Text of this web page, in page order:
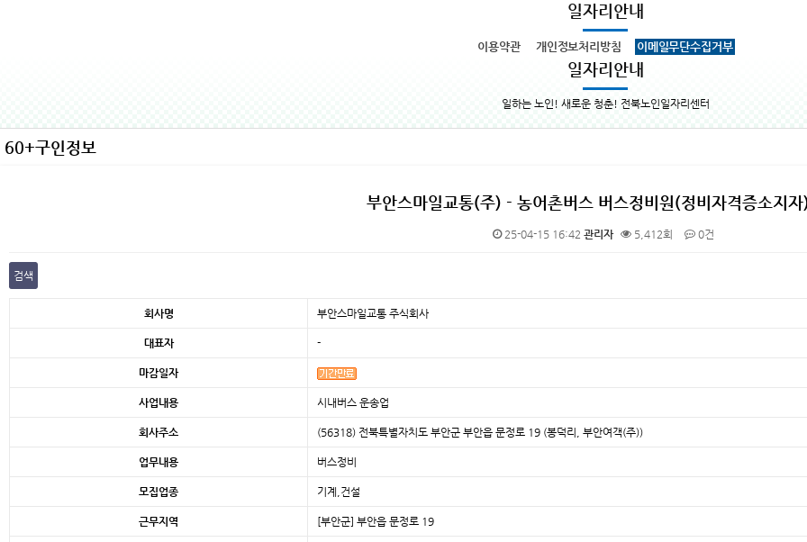
일자리안내
이용약관 개인정보처리방침 이메일무단수집거부
일자리안내
일하는 노인! 새로운 청춘! 전북노인일자리센터
60+구인정보
부안스마일교통(주) - 농어촌버스 버스정비원(정비자격증소지
25-04-15 16:42 관리자 5,412회 0건
검색
회사명 부안스마일교통 주식회사
대표자 -
마감일자
사업내용 시내버스 운송업
회사주소 (56318) 전북특별자치도 부안군 부안읍 문정로 19 (봉덕리, 부안여객(주))
업무내용 버스정비
모집업종 기계,건설
근무지역 [부안군] 부안읍 문정로 19